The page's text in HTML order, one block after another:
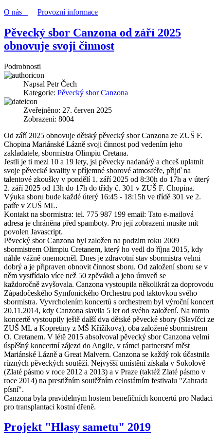
O nás
Provozní informace
Pěvecký sbor Canzona od září 2025
obnovuje svoji činnost
Podrobnosti
Napsal Petr Čech
Kategorie: Pěvecký sbor Canzona
Zveřejněno: 27. červen 2025
Zobrazení: 8004
Od září 2025 obnovuje dětský pěvecký sbor Canzona ze ZUŠ F.
Chopina Mariánské Lázně svoji činnost pod vedením jeho
zakladatele, sbormistra Olimpiu Cretana.
Jestli je ti mezi 10 a 19 lety, jsi pěvecky nadaná/ý a chceš uplatnit
svoje pěvecké kvality v příjemné sborové atmosféře, přijď na
talentové zkoušky v pondělí 1. září 2025 od 8:30h do 17h a v úterý
2. září 2025 od 13h do 17h do třídy č. 301 v ZUŠ F. Chopina.
Výuka sboru bude každé úterý 16:45 - 18:15h ve třídě 301 ve 2.
patře v ZUŠ ML.
Kontakt na sbormistra: tel. 775 987 199 email: Tato e-mailová
adresa je chráněna před spamboty. Pro její zobrazení musíte mít
povolen Javascript.
Pěvecký sbor Canzona byl založen na podzim roku 2009
sbormistrem Olimpiu Cretanem, který ho vedl do října 2015, kdy
náhle vážně onemocněl. Dnes je zdravotní stav sbormistra velmi
dobrý a je připraven obnovit činnost sboru. Od založení sboru se v
něm vystřídalo více než 50 zpěváků a jeho úroveň se
každoročně zvyšovala. Canzona vystoupila několikrát za doprovodu
Západočeského Symfonického Orchestru pod taktovkou svého
sbormistra. Vyvrcholením koncertů s orchestrem byl výroční koncert
20.11.2014, kdy Canzona slavila 5 let od svého založení. Na tomto
koncertě vystoupily ještě další dva dětské pěvecké sbory (Slavíčci ze
ZUŠ ML a Kopretiny z MŠ Křižíkova), oba založené sbormistrem
O. Cretanem. V létě 2015 absolvoval pěvecký sbor Canzona velmi
úspěšný koncertní zájezd do Anglie, v rámci partnerství měst
Mariánské Lázně a Great Malvern. Canzona se každý rok účastnila
různých pěveckých soutěží. Nejvyšší umístění získala v Sokolově
(Zlaté pásmo v roce 2012 a 2013) a v Praze (taktéž Zlaté pásmo v
roce 2014) na prestižním soutěžním celostátním festivalu "Zahrada
písní".
Canzona byla pravidelným hostem benefičních koncertů pro Nadaci
pro transplantaci kostní dřeně.
Projekt "Hlasy sametu" 2019